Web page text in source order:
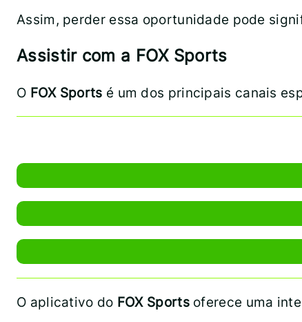
Assim, perder essa oportunidade pode
Assistir com a FOX Sports
O FOX Sports é um dos principais canais
O aplicativo do FOX Sportsoferece uma